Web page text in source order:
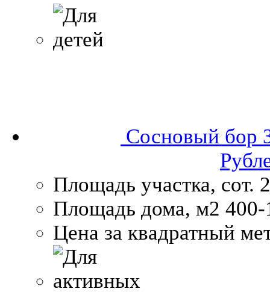
Сосновый бор
Площадь участка, сот.
Площадь дома, м2 400-
Цена за квадратный